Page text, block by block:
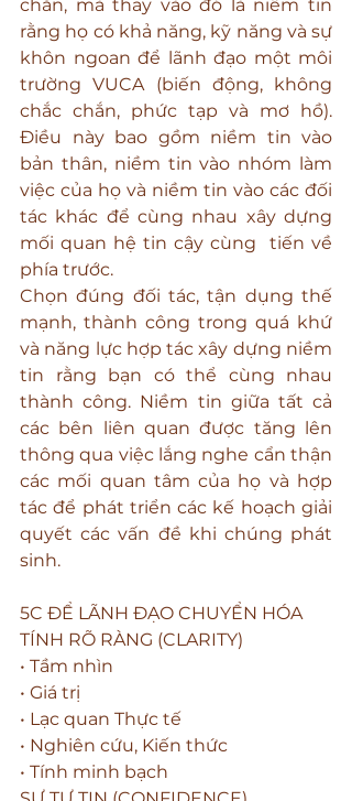
chắn, mà thay vào đó là niềm tin
rằng họ có khả năng, kỹ năng và sự
khôn ngoan để lãnh đạo một môi
trường VUCA (biến động, không
chắc chắn, phức tạp và mơ hồ).
Điều này bao gồm niềm tin vào
bản thân, niềm tin vào nhóm làm
việc của họ và niềm tin vào các đối
tác khác để cùng nhau xây dựng
mối quan hệ tin cậy cùng  tiến về
phía trước.
Chọn đúng đối tác, tận dụng thế
mạnh, thành công trong quá khứ
và năng lực hợp tác xây dựng niềm
tin rằng bạn có thể cùng nhau
thành công. Niềm tin giữa tất cả
các bên liên quan được tăng lên
thông qua việc lắng nghe cẩn thận
các mối quan tâm của họ và hợp
tác để phát triển các kế hoạch giải
quyết các vấn đề khi chúng phát
sinh.
5C ĐỂ LÃNH ĐẠO CHUYỂN HÓA
TÍNH RÕ RÀNG (CLARITY)
• Tầm nhìn
• Giá trị
• Lạc quan Thực tế
• Nghiên cứu, Kiến thức
• Tính minh bạch